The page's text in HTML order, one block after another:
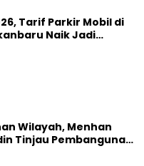
Tarif Parkir Mobil di
Naik Jadi
Wilayah, Menhan
Tinjau Pembangunan